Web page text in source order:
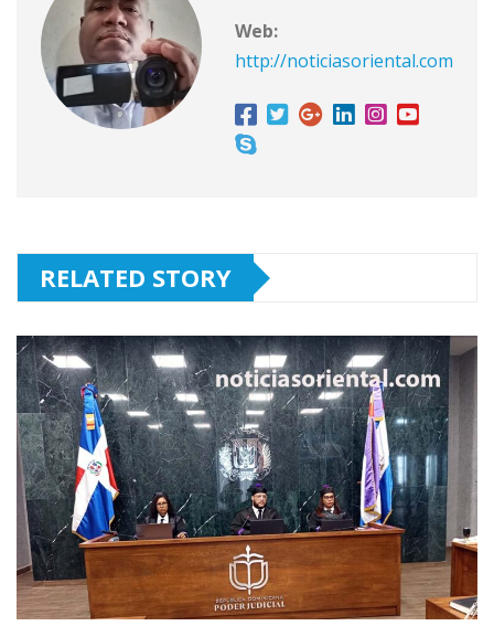
Web:
http://noticiasoriental.com
RELATED STORY